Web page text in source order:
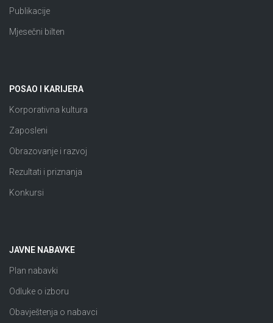
Publikacije
Mjesečni bilten
POSAO I KARIJERA
Korporativna kultura
Zaposleni
Obrazovanje i razvoj
Rezultati i priznanja
Konkursi
JAVNE NABAVKE
Plan nabavki
Odluke o izboru
Obavještenja o nabavci